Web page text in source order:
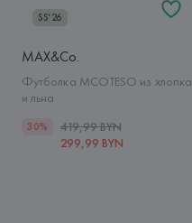
SS'26
MAX&Co.
Футболка MCOTESO из хлопка
и льна
30%
419,99 BYN
299,99 BYN